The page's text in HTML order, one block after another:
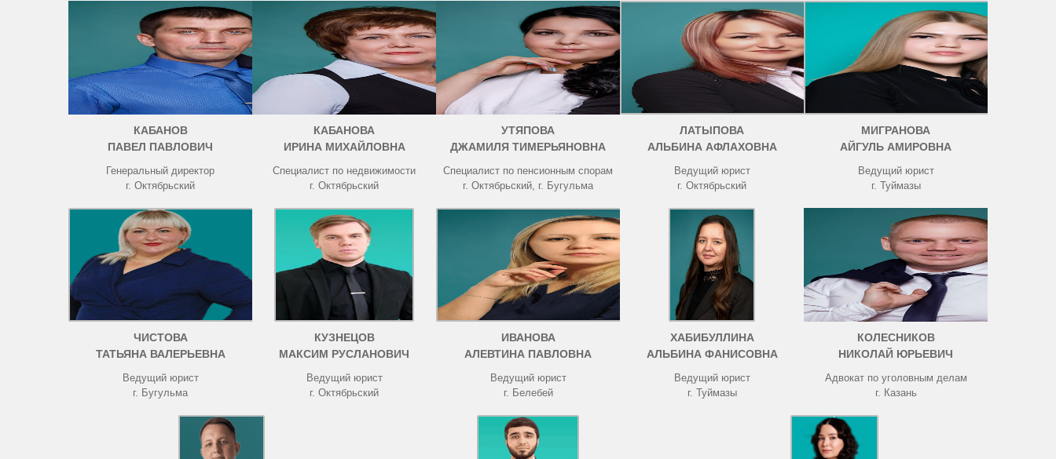
КАБАНОВ
ПАВЕЛ ПАВЛОВИЧ
Генеральный директор
г. Октябрьский
КАБАНОВА
ИРИНА МИХАЙЛОВНА
Специалист по недвижимости
г. Октябрьский
УТЯПОВА
ДЖАМИЛЯ ТИМЕРЬЯНОВНА
Специалист по пенсионным спорам
г. Октябрьский, г. Бугульма
ЛАТЫПОВА
АЛЬБИНА АФЛАХОВНА
Ведущий юрист
г. Октябрьский
МИГРАНОВА
АЙГУЛЬ АМИРОВНА
Ведущий юрист
г. Туймазы
ЧИСТОВА
ТАТЬЯНА ВАЛЕРЬЕВНА
Ведущий юрист
г. Бугульма
КУЗНЕЦОВ
МАКСИМ РУСЛАНОВИЧ
Ведущий юрист
г. Октябрьский
ИВАНОВА
АЛЕВТИНА ПАВЛОВНА
Ведущий юрист
г. Белебей
ХАБИБУЛЛИНА
АЛЬБИНА ФАНИСОВНА
Ведущий юрист
г. Туймазы
КОЛЕСНИКОВ
НИКОЛАЙ ЮРЬЕВИЧ
Адвокат по уголовным делам
г. Казань